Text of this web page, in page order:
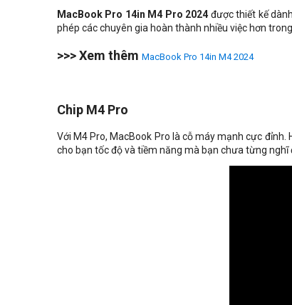
MacBook Pro 14in M4 Pro 2024 được thiết kế
phép các chuyên gia hoàn thành nhiều việc hơn
>>> Xem thêm MacBook Pro 14in M4 2024
Chip M4 Pro
Với M4 Pro, MacBook Pro là cỗ máy mạnh cực
cho bạn tốc độ và tiềm năng mà bạn chưa từng